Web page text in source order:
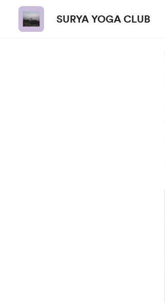
SURYA YOGA CLUB